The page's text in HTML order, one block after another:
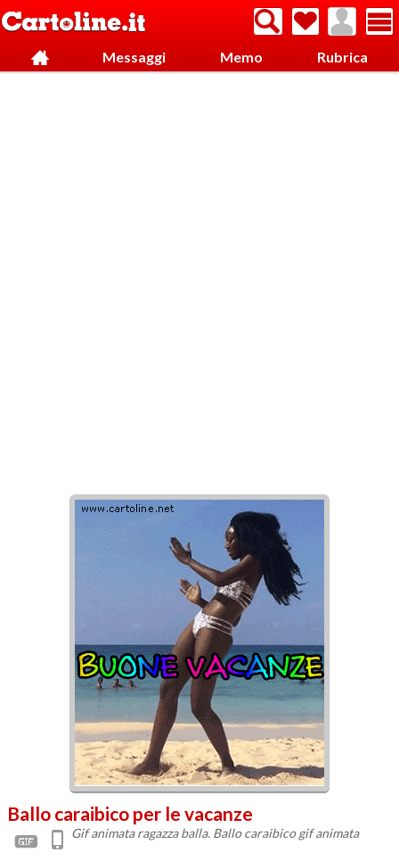
Messaggi Memo Rubrica
Ballo caraibico per le vacanze
Gif animata ragazza balla. Ballo caraibico gif animata